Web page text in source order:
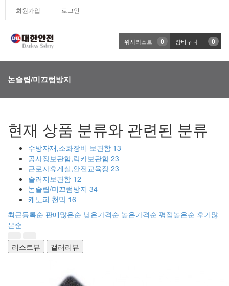
회원가입 로그인
위시리스트 0 장바구니 0
논슬립/미끄럼방지
현재 상품 분류와 관련된 분류
수방자재,소화장비 보관함 13
공사장보관함,락카보관함 23
근로자휴게실,안전교육장 23
슬러지보관함 12
논슬립/미끄럼방지 34
캐노피 천막 16
최근등록순 판매많은순 낮은가격순 높은가격순 평점높은순 후기많
은순
리스트뷰 갤러리뷰